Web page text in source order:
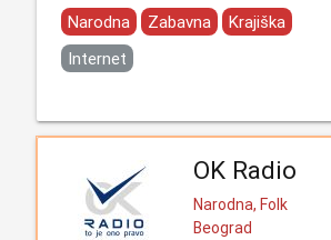
Narodna Zabavna
Krajiška
Internet
OK Radio
Narodna, Folk
Beograd